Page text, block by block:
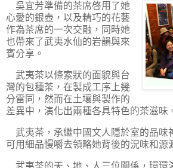
吳宜芳準備的茶席啓用了她
心愛的銀壺，以及精巧的花藝
作為茶席的一次交融，同時她
也帶來了武夷水仙的岩韻與來
賓分享。
武夷茶以條索狀的面貌與台
灣的包種茶，在製成工序上幾
分雷同，然而在土壤與製作的
差異中，演化出兩種各具特色的茶滋味
武夷茶，承繼中國文人隱於室的品味
可用細品慢嚼去領略她背後的況味和源
武夷茶的天、地、人三位關係，環環